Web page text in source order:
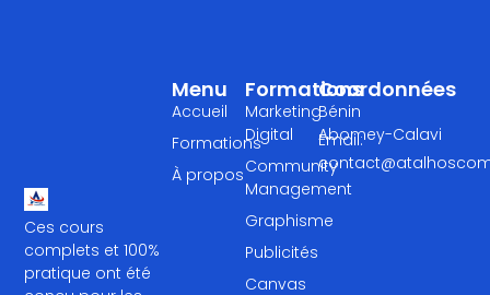
Ces cours
complets et 100%
pratique ont été
Formations
Marketing
Digital
Community
Management
Graphisme
Publicités
Canvas
Menu
Accueil
Formations
À propos
Coordonnées
Bénin
Abomey-Calavi
Email: